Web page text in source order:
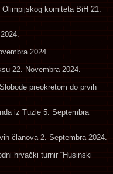
komiteta BiH 21.
2024.
22. Novembra 2024.
preokretom do prvih
iz Tuzle 5. Septembra
članova 2. Septembra 2024.
hrvački turnir “Husinski